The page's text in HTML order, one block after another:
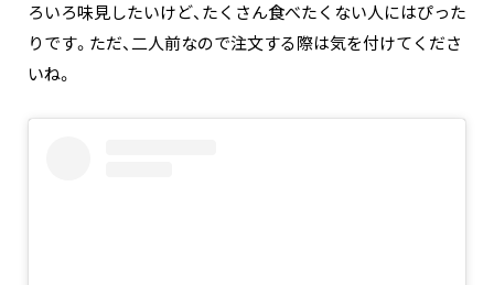
ろいろ味見したいけど、たくさん食べたくない人にはぴった
りです。ただ、二人前なので注文する際は気を付けてくださ
いね。